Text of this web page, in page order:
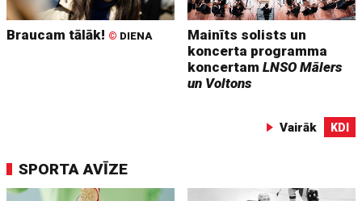
Braucam tālāk! © DIENA
Mainīts solists un
koncerta programma
koncertamLNSO Mālers
un Voltons
Vairāk KDI
SPORTA AVĪZE